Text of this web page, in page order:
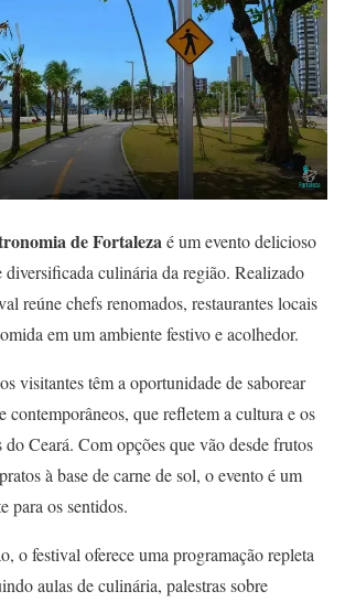
de Fortalezaé um evento delicioso
diversificada culinária da região. Realizado
reúne chefs renomados, restaurantes locais
em um ambiente festivo e acolhedor.
visitantes têm a oportunidade de saborear
contemporâneos, que refletem a cultura e os
Ceará. Com opções que vão desde frutos
à base de carne de sol, o evento é um
para os sentidos.
o festival oferece uma programação repleta
aulas de culinária, palestras sobre